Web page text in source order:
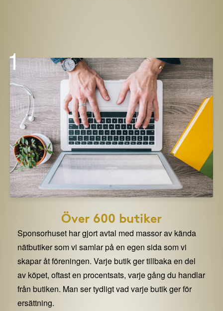
1
Över 600 butiker
Sponsorhuset har gjort avtal med massor av kända
nätbutiker som vi samlar på en egen sida som vi
skapar åt föreningen. Varje butik ger tillbaka en del
av köpet, oftast en procentsats, varje gång du handlar
från butiken. Man ser tydligt vad varje butik ger för
ersättning.